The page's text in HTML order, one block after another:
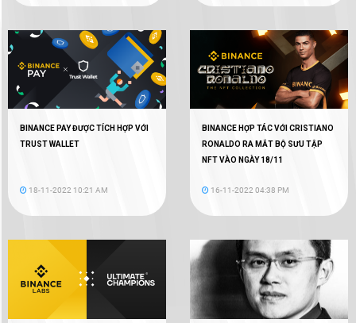
BINANCE PAY ĐƯỢC TÍCH HỢP VỚI
TRUST WALLET
18-11-2022 10:21 AM
BINANCE HỢP TÁC VỚI CRISTIANO
RONALDO RA MẮT BỘ SƯU TẬP
NFT VÀO NGÀY 18/11
16-11-2022 04:38 PM